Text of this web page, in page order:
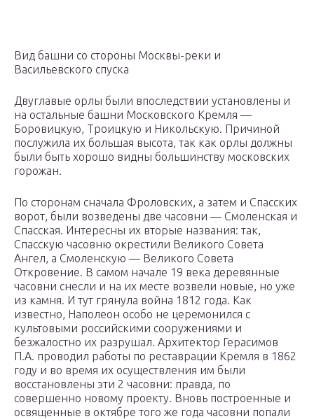
Вид башни со стороны Москвы-реки и
Васильевского спуска
Двуглавые орлы были впоследствии установлены и
на остальные башни Московского Кремля —
Боровицкую, Троицкую и Никольскую. Причиной
послужила их большая высота, так как орлы должны
были быть хорошо видны большинству московских
горожан.
По сторонам сначала Фроловских, а затем и Спасских
ворот, были возведены две часовни — Смоленская и
Спасская. Интересны их вторые названия: так,
Спасскую часовню окрестили Великого Совета
Ангел, а Смоленскую — Великого Совета
Откровение. В самом начале 19 века деревянные
часовни снесли и на их месте возвели новые, но уже
из камня. И тут грянула война 1812 года. Как
известно, Наполеон особо не церемонился с
культовыми российскими сооружениями и
безжалостно их разрушал. Архитектор Герасимов
П.А. проводил работы по реставрации Кремля в 1862
году и во время их осуществления им были
восстановлены эти 2 часовни: правда, по
совершенно новому проекту. Вновь построенные и
освященные в октябре того же года часовни попали